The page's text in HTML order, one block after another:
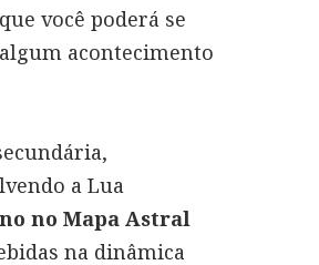
você poderá se
acontecimento
a Lua
no Mapa Astral
na dinâmica